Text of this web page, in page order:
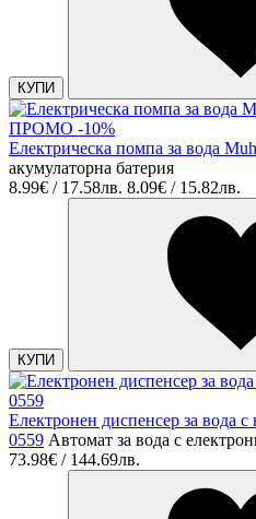
КУПИ
ПРОМО -10%
Електрическа помпа за вода
акумулаторна батерия
8.99€ / 17.58лв. 8.09€ / 15.82лв.
КУПИ
Електронен диспенсер за вода
0559 Автомат за вода с
73.98€ / 144.69лв.